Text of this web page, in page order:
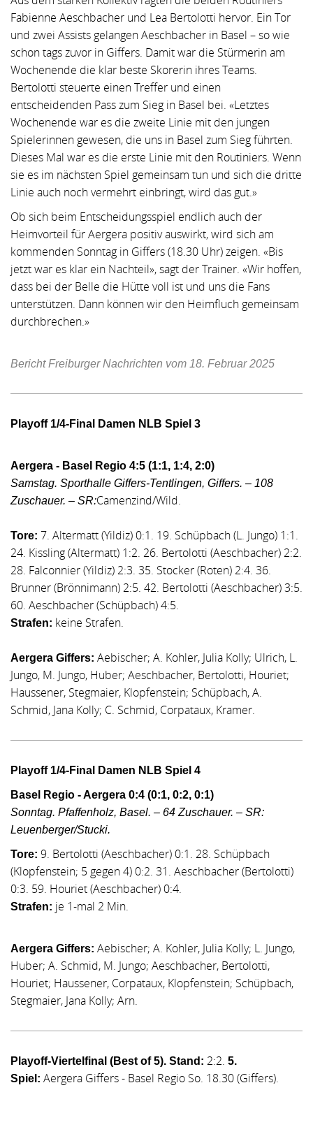
Fabienne Aeschbacher und Lea Bertolotti hervor. Ein Tor
und zwei Assists gelangen Aeschbacher in Basel – so wie
schon tags zuvor in Giffers. Damit war die Stürmerin am
Wochenende die klar beste Skorerin ihres Teams.
Bertolotti steuerte einen Treffer und einen
entscheidenden Pass zum Sieg in Basel bei. «Letztes
Wochenende war es die zweite Linie mit den jungen
Spielerinnen gewesen, die uns in Basel zum Sieg führten.
Dieses Mal war es die erste Linie mit den Routiniers. Wenn
sie es im nächsten Spiel gemeinsam tun und sich die dritte
Linie auch noch vermehrt einbringt, wird das gut.»
Ob sich beim Entscheidungsspiel endlich auch der
Heimvorteil für Aergera positiv auswirkt, wird sich am
kommenden Sonntag in Giffers (18.30 Uhr) zeigen. «Bis
jetzt war es klar ein Nachteil», sagt der Trainer. «Wir hoffen,
dass bei der Belle die Hütte voll ist und uns die Fans
unterstützen. Dann können wir den Heimfluch gemeinsam
durchbrechen.»
Bericht Freiburger Nachrichten vom 18. Februar 2025
Playoff 1/4-Final Damen NLB Spiel 3
Aergera - Basel Regio 4:5 (1:1, 1:4, 2:0)
Samstag. Sporthalle Giffers-Tentlingen, Giffers. – 108
Zuschauer. – SR:Camenzind/Wild.
Tore: 7. Altermatt (Yildiz) 0:1. 19. Schüpbach (L. Jungo) 1:1.
24. Kissling (Altermatt) 1:2. 26. Bertolotti (Aeschbacher) 2:2.
28. Falconnier (Yildiz) 2:3. 35. Stocker (Roten) 2:4. 36.
Brunner (Brönnimann) 2:5. 42. Bertolotti (Aeschbacher) 3:5.
60. Aeschbacher (Schüpbach) 4:5.
Strafen: keine Strafen.
Aergera Giffers: Aebischer; A. Kohler, Julia Kolly; Ulrich, L.
Jungo, M. Jungo, Huber; Aeschbacher, Bertolotti, Houriet;
Haussener, Stegmaier, Klopfenstein; Schüpbach, A.
Schmid, Jana Kolly; C. Schmid, Corpataux, Kramer.
Playoff 1/4-Final Damen NLB Spiel 4
Basel Regio - Aergera 0:4 (0:1, 0:2, 0:1)
Sonntag. Pfaffenholz, Basel. – 64 Zuschauer. – SR:
Leuenberger/Stucki.
Tore: 9. Bertolotti (Aeschbacher) 0:1. 28. Schüpbach
(Klopfenstein; 5 gegen 4) 0:2. 31. Aeschbacher (Bertolotti)
0:3. 59. Houriet (Aeschbacher) 0:4.
Strafen: je 1-mal 2 Min.
Aergera Giffers: Aebischer; A. Kohler, Julia Kolly; L. Jungo,
Huber; A. Schmid, M. Jungo; Aeschbacher, Bertolotti,
Houriet; Haussener, Corpataux, Klopfenstein; Schüpbach,
Stegmaier, Jana Kolly; Arn.
Playoff-Viertelfinal (Best of 5). Stand: 2:2. 5.
Spiel: Aergera Giffers - Basel Regio So. 18.30 (Giffers).